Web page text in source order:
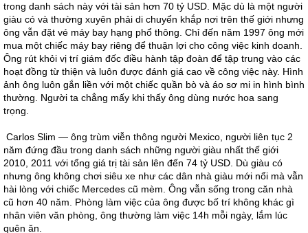
trong danh sách này với tài sản hơn 70 tỷ USD. Mặc dù là một người
giàu có và thường xuyên phải di chuyển khắp nơi trên thế giới nhưng
ông vẫn đặt vé máy bay hạng phổ thông. Chỉ đến năm 1997 ông mới
mua một chiếc máy bay riêng để thuận lợi cho công việc kinh doanh.
Ông rút khỏi vị trí giám đốc điều hành tập đoàn để tập trung vào các
hoạt đồng từ thiện và luôn được đánh giá cao về công việc này. Hình
ảnh ông luôn gắn liền với một chiếc quần bò và áo sơ mi in hình bình
thường. Người ta chẳng mấy khi thấy ông dùng nước hoa sang
trọng.
Carlos Slim — ông trùm viễn thông người Mexico, người liên tục 2
năm đứng đầu trong danh sách những người giàu nhất thế giới
2010, 2011 với tổng giá trị tài sản lên đến 74 tỷ USD. Dù giàu có
nhưng ông không chơi siêu xe như các dân nhà giàu mới nổi mà vẫn
hài lòng với chiếc Mercedes cũ mèm. Ông vẫn sống trong căn nhà
cũ hơn 40 năm. Phòng làm việc của ông được bố trí không khác gì
nhân viên văn phòng, ông thường làm việc 14h mỗi ngày, lắm lúc
quên ăn.